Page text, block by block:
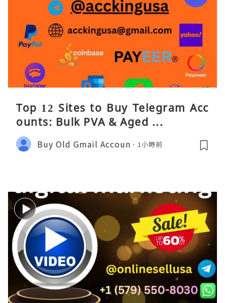
Top 12 Sites to Buy Telegram Acc
ounts: Bulk PVA & Aged ...
Buy Old Gmail Accoun 1小時前